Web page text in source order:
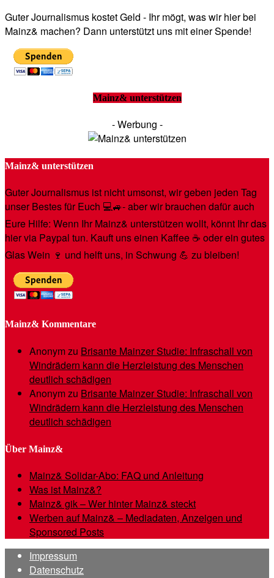
Guter Journalismus kostet Geld - Ihr mögt, was wir hier bei
Mainz& machen? Dann unterstützt uns mit einer Spende!
Mainz& unterstützen
- Werbung -
Mainz& unterstützen
Guter Journalismus ist nicht umsonst, wir geben jeden Tag
unser Bestes für Euch 💻🚙- aber wir brauchen dafür auch
Eure Hilfe: Wenn Ihr Mainz& unterstützen wollt, könnt Ihr das
hier via Paypal tun. Kauft uns einen Kaffee ☕️ oder ein gutes
Glas Wein 🍷 und helft uns, in Schwung 💪 zu bleiben!
Mainz& Kommentare
Anonymzu Brisante Mainzer Studie: Infraschall von
Windrädern kann die Herzleistung des Menschen
deutlich schädigen
Anonymzu Brisante Mainzer Studie: Infraschall von
Windrädern kann die Herzleistung des Menschen
deutlich schädigen
Über Mainz&
Mainz& Solidar-Abo: FAQ und Anleitung
Was ist Mainz&?
Mainz& gik – Wer hinter Mainz& steckt
Werben auf Mainz& – Mediadaten, Anzeigen und
Sponsored Posts
Impressum
Datenschutz